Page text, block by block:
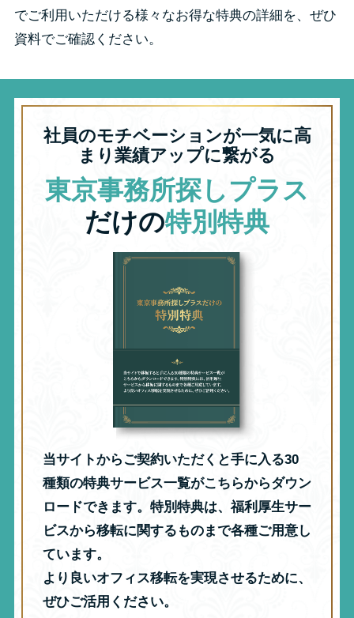
でご利用いただける様々なお得な特典の詳細を、ぜひ
資料でご確認ください。
社員のモチベーションが一気に高
まり業績アップに繋がる
東京事務所探しプラス
だけの特別特典
当サイトからご契約いただくと手に入る30
種類の特典サービス一覧がこちらからダウン
ロードできます。特別特典は、福利厚生サー
ビスから移転に関するものまで各種ご用意し
ています。
より良いオフィス移転を実現させるために、
ぜひご活用ください。